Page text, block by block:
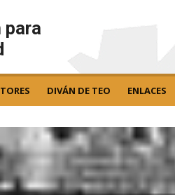
para
DIVÁN DE TEO ENLACES